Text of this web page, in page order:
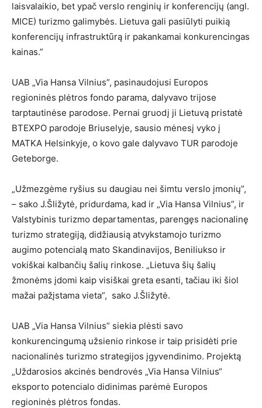
laisvalaikio, bet ypač verslo renginių ir konferencijų (angl.
MICE) turizmo galimybės. Lietuva gali pasiūlyti puikią
konferencijų infrastruktūrą ir pakankamai konkurencingas
kainas.”
UAB „Via Hansa Vilnius”, pasinaudojusi Europos
regioninės plėtros fondo parama, dalyvavo trijose
tarptautinėse parodose. Pernai gruodį ji Lietuvą pristatė
BTEXPO parodoje Briuselyje, sausio mėnesį vyko į
MATKA Helsinkyje, o kovo gale dalyvavo TUR parodoje
Geteborge.
„Užmezgėme ryšius su daugiau nei šimtu verslo įmonių”,
– sako J.Šližytė, pridurdama, kad ir „Via Hansa Vilnius”, ir
Valstybinis turizmo departamentas, parengęs nacionalinę
turizmo strategiją, didžiausią atvykstamojo turizmo
augimo potencialą mato Skandinavijos, Beniliukso ir
vokiškai kalbančių šalių rinkose. „Lietuva šių šalių
žmonėms įdomi kaip visiškai greta esanti, tačiau iki šiol
mažai pažįstama vieta”, sako J.Šližytė.
UAB „Via Hansa Vilnius” siekia plėsti savo
konkurencingumą užsienio rinkose ir taip prisidėti prie
nacionalinės turizmo strategijos įgyvendinimo. Projektą
„Uždarosios akcinės bendrovės „Via Hansa Vilnius“
eksporto potencialo didinimas parėmė Europos
regioninės plėtros fondas.